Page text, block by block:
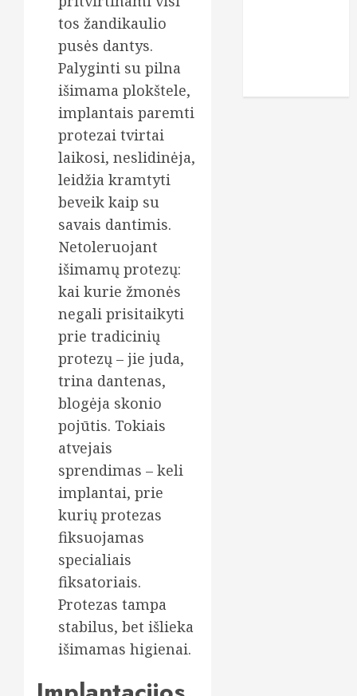
tos žandikaulio
pusės dantys.
Palyginti su pilna
išimama plokštele,
implantais paremti
protezai tvirtai
laikosi, neslidinėja,
leidžia kramtyti
beveik kaip su
savais dantimis.
Netoleruojant
išimamų protezų:
kai kurie žmonės
negali prisitaikyti
prie tradicinių
protezų – jie juda,
trina dantenas,
blogėja skonio
pojūtis. Tokiais
atvejais
sprendimas – keli
implantai, prie
kurių protezas
fiksuojamas
specialiais
fiksatoriais.
Protezas tampa
stabilus, bet išlieka
išimamas higienai.